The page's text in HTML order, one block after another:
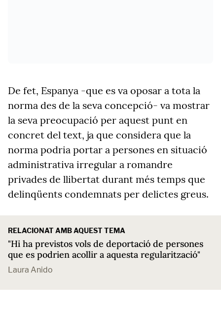
De fet, Espanya -que es va oposar a tota la
norma des de la seva concepció- va mostrar
la seva preocupació per aquest punt en
concret del text, ja que considera que la
norma podria portar a persones en situació
administrativa irregular a romandre
privades de llibertat durant més temps que
delinqüents condemnats per delictes greus.
RELACIONAT AMB AQUEST TEMA
"Hi ha previstos vols de deportació de persones
que es podrien acollir a aquesta regularització"
Laura Anido